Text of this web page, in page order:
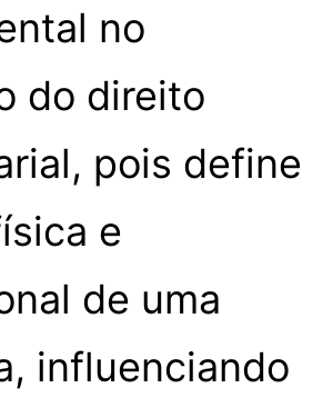
no
do direito
pois define
e
de uma
influenciando